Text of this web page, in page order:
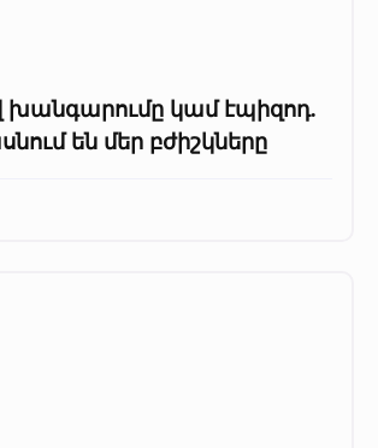
խանգարումը կամ էպիզոդ.
են մեր բժիշկները